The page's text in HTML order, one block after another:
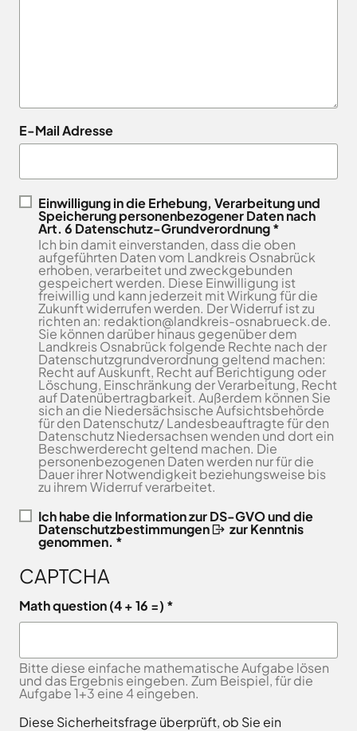
E-Mail Adresse
Einwilligung in die Erhebung, Verarbeitung und
Speicherung personenbezogener Daten nach
Art. 6 Datenschutz-Grundverordnung *
Ich bin damit einverstanden, dass die oben
aufgeführten Daten vom Landkreis Osnabrück
erhoben, verarbeitet und zweckgebunden
gespeichert werden. Diese Einwilligung ist
freiwillig und kann jederzeit mit Wirkung für die
Zukunft widerrufen werden. Der Widerruf ist zu
richten an: redaktion@landkreis-osnabrueck.de.
Sie können darüber hinaus gegenüber dem
Landkreis Osnabrück folgende Rechte nach der
Datenschutzgrundverordnung geltend machen:
Recht auf Auskunft, Recht auf Berichtigung oder
Löschung, Einschränkung der Verarbeitung, Recht
auf Datenübertragbarkeit. Außerdem können Sie
sich an die Niedersächsische Aufsichtsbehörde
für den Datenschutz/ Landesbeauftragte für den
Datenschutz Niedersachsen wenden und dort ein
Beschwerderecht geltend machen. Die
personenbezogenen Daten werden nur für die
Dauer ihrer Notwendigkeit beziehungsweise bis
zu ihrem Widerruf verarbeitet.
Ich habe dieInformation zur DS-GVO und die
Datenschutzbestimmungen zur Kenntnis
genommen. *
CAPTCHA
Math question (4 + 16 =)
Bitte diese einfache mathematische Aufgabe lösen
und das Ergebnis eingeben. Zum Beispiel, für die
Aufgabe 1+3 eine 4 eingeben.
Diese Sicherheitsfrage überprüft, ob Sie ein
Wittlager
Land
GmbH
Osnabrück
Landschaftsverband
Osnabrücker
Land
MaßArbeit
Naturpark
TERRA.vita
Naturschutzstiftung
Landkreises
Osnabrück
Niedersächsische
Landgesellschaft
Osnabrücker
Land
Entwicklungsgesellschaft
Planungsgesellschaft
Nahverkehr
Osnabrück
Stiftung
Lauter
Tourismusgesellschaft
Osnabrücker
Land
GmbH
Osnabrück
Volkshochschule
Osnabrücker
Land
direkt
in
Ihr
erhalten.
Zum
Newsletter
anmelden
Osnabrück
Kontaktaufnahme
5010
Montag -
Mittwoch
8.00
-
16.00
Uhr
Donnerstag 8.00
-
17.30
Uhr
Freitag 8.00
-
12.00
Uhr
Samstag
9.30 - 11.30 Uhr
(nur
Zulassungsstelle!)
Außenstellen
der
Kreisverwaltung
Karte
aufrufen
zu
Zur
Website
der
Stadt
Osnabrück
.
Artland
Bad
Essen
Bad
Iburg
Bad
Laer
Bad
Rothenfelde
Belm
Bersenbrück
Bohmte
Bramsche
Dissen
Georgsmarienhütte
Glandorf
Hagen